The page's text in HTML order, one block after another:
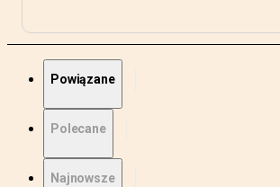
Powiązane
Polecane
Najnowsze